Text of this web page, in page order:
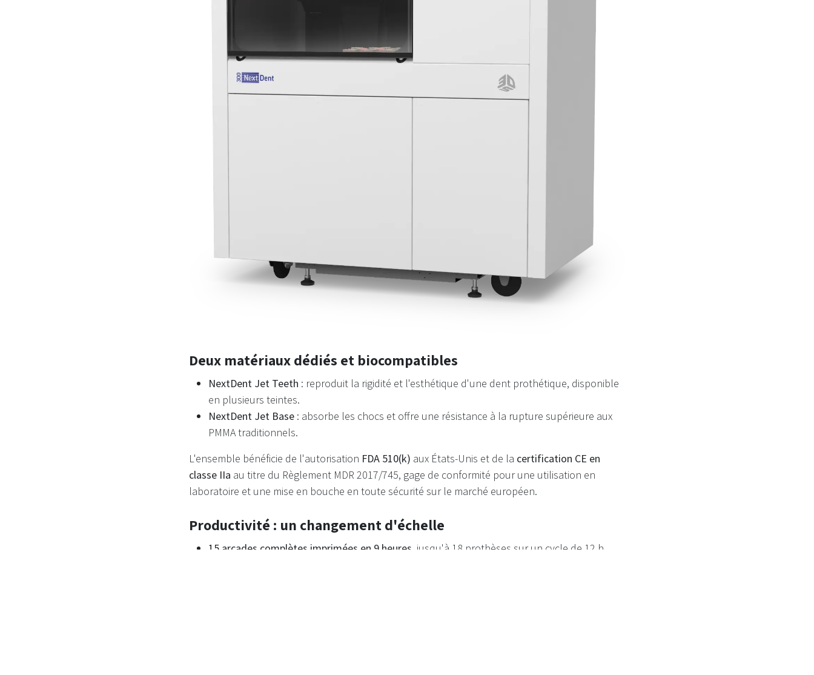
Deux matériaux dédiés et biocompatibles
NextDent Jet Teeth : reproduit la rigidité et l'esthétique d'une dent prothétique, disponible
en plusieurs teintes.
NextDent Jet Base : absorbe les chocs et offre une résistance à la rupture supérieure aux
PMMA traditionnels.
L'ensemble bénéficie de l'autorisation FDA 510(k) aux États-Unis et de la certification CE en
classe IIa au titre du Règlement MDR 2017/745, gage de conformité pour une utilisation en
laboratoire et une mise en bouche en toute sécurité sur le marché européen.
Productivité : un changement d'échelle
15 arcades complètes imprimées en 9 heures , jusqu'à 18 prothèses sur un cycle de 12 h